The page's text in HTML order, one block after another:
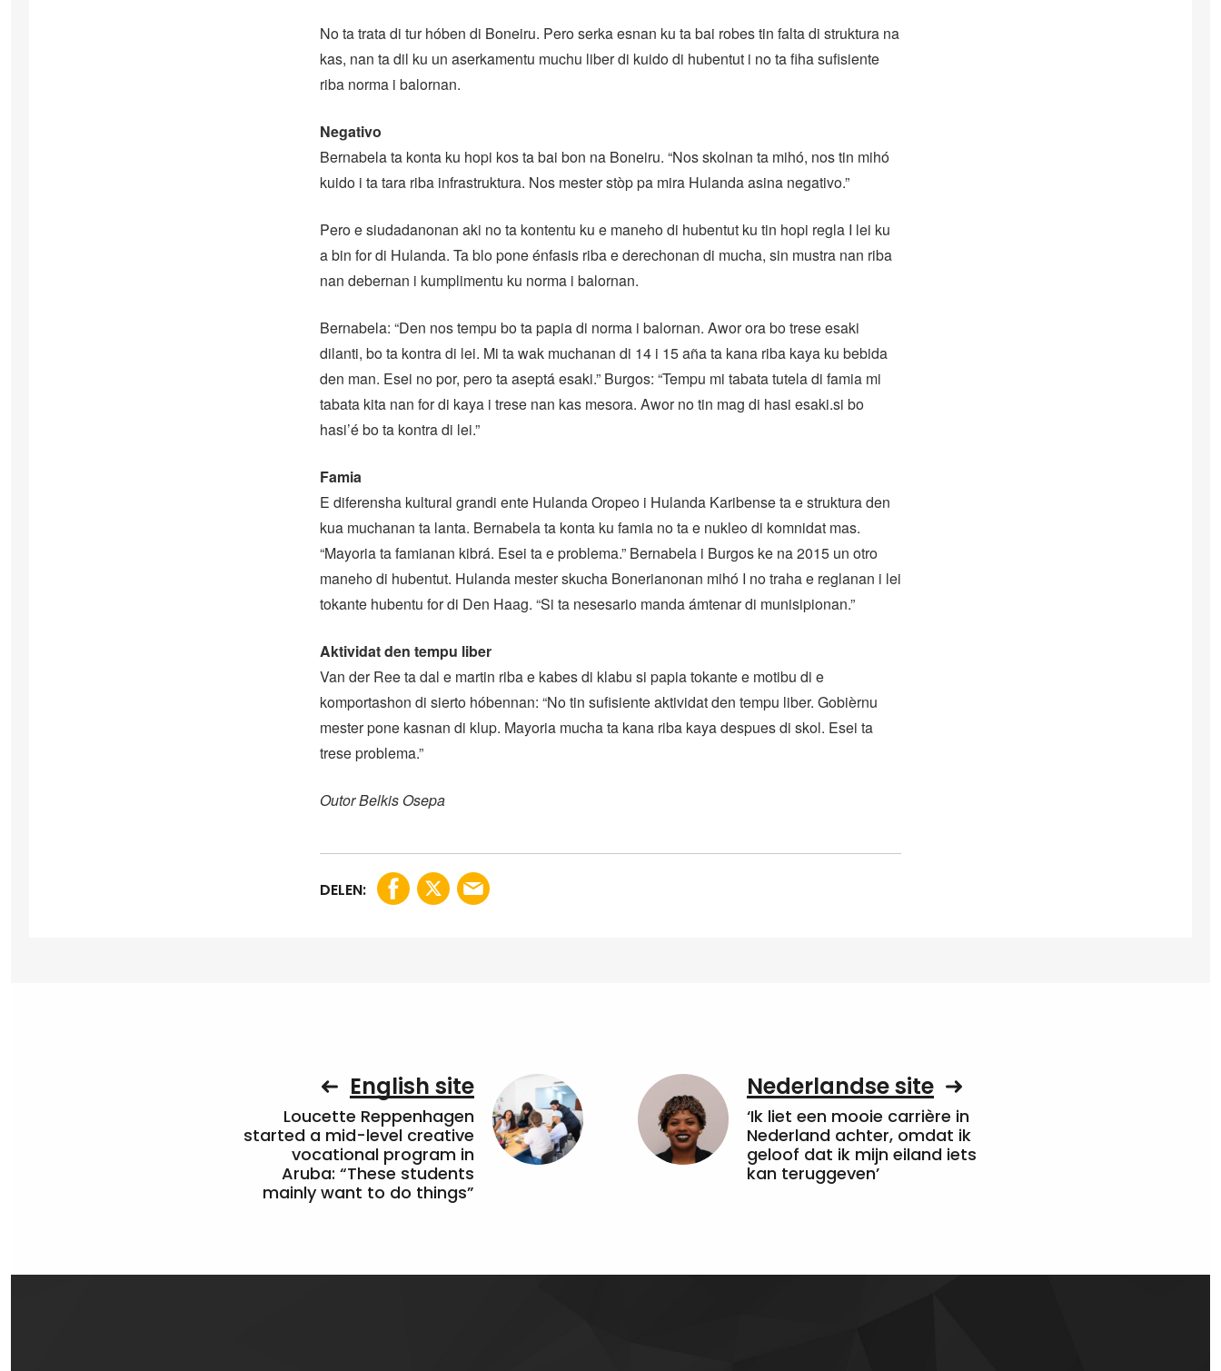
No ta trata di tur hóben di Boneiru. Pero serka esnan ku ta bai robes tin falta di struktura na
kas, nan ta dil ku un aserkamentu muchu liber di kuido di hubentut i no ta fiha sufisiente
riba norma i balornan.
Negativo
Bernabela ta konta ku hopi kos ta bai bon na Boneiru. “Nos skolnan ta mihó, nos tin mihó
kuido i ta tara riba infrastruktura. Nos mester stòp pa mira Hulanda asina negativo.”
Pero e siudadanonan aki no ta kontentu ku e maneho di hubentut ku tin hopi regla I lei ku
a bin for di Hulanda. Ta blo pone énfasis riba e derechonan di mucha, sin mustra nan riba
nan debernan i kumplimentu ku norma i balornan.
Bernabela: “Den nos tempu bo ta papia di norma i balornan. Awor ora bo trese esaki
dilanti, bo ta kontra di lei. Mi ta wak muchanan di 14 i 15 aña ta kana riba kaya ku bebida
den man. Esei no por, pero ta aseptá esaki.” Burgos: “Tempu mi tabata tutela di famia mi
tabata kita nan for di kaya i trese nan kas mesora. Awor no tin mag di hasi esaki.si bo
hasi’é bo ta kontra di lei.”
Famia
E diferensha kultural grandi ente Hulanda Oropeo i Hulanda Karibense ta e struktura den
kua muchanan ta lanta. Bernabela ta konta ku famia no ta e nukleo di komnidat mas.
“Mayoria ta famianan kibrá. Esei ta e problema.” Bernabela i Burgos ke na 2015 un otro
maneho di hubentut. Hulanda mester skucha Bonerianonan mihó I no traha e reglanan i lei
tokante hubentu for di Den Haag. “Si ta nesesario manda ámtenar di munisipionan.”
Aktividat den tempu liber
Van der Ree ta dal e martin riba e kabes di klabu si papia tokante e motibu di e
komportashon di sierto hóbennan: “No tin sufisiente aktividat den tempu liber. Gobièrnu
mester pone kasnan di klup. Mayoria mucha ta kana riba kaya despues di skol. Esei ta
trese problema.”
Outor Belkis Osepa
DELEN:
English site
Loucette Reppenhagen
started a mid-level creative
vocational program in
Aruba: “These students
mainly want to do things”
Nederlandse site
‘Ik liet een mooie carrière in
Nederland achter, omdat ik
geloof dat ik mijn eiland iets
kan teruggeven’